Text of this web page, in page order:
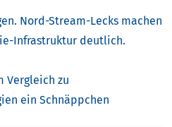
Nord-Stream-Lecks machen
Infrastruktur deutlich.
Vergleich zu
ein Schnäppchen